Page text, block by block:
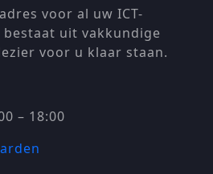
voor al uw ICT-
uit vakkundige
voor u klaar staan.
– 18:00